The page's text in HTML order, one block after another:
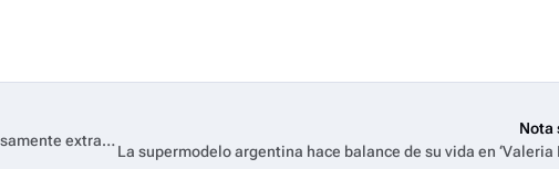
Cartoon Network trae nuevos episodios de ‘El maravillosamente extraño mundo de Gumball’ en febrero de 2026
Nota